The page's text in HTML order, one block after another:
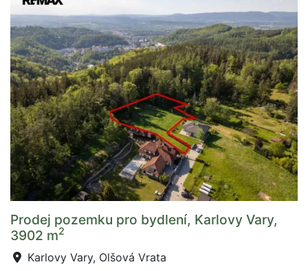
Prodej pozemku pro bydlení, Karlovy Vary,
3902 m2
Karlovy Vary, Olšová Vrata